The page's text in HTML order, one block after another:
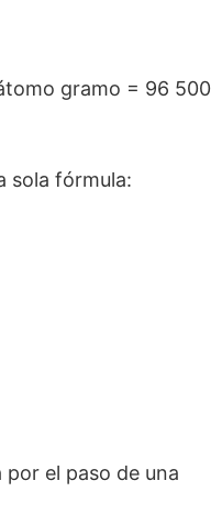
gramo = 96 500
sola fórmula:
el paso de una